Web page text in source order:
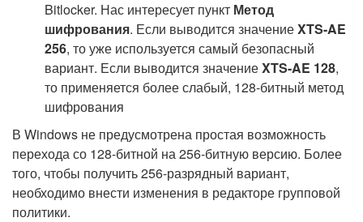
Bitlocker. Нас интересует пункт Метод
шифрования. Если выводится значениеXTS-AE
256, то уже используется самый безопасный
вариант. Если выводится значениеXTS-AE 128,
то применяется более слабый, 128-битный метод
шифрования
В Windows не предусмотрена простая возможность
перехода со 128-битной на 256-битную версию. Более
того, чтобы получить 256-разрядный вариант,
необходимо внести изменения в редакторе групповой
политики.